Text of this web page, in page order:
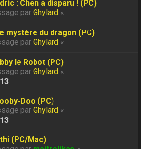
: Chen a disparu ! (PC)
parGhylard «
mystère du dragon (PC)
parGhylard «
le Robot (PC)
parGhylard «
13
Doo (PC)
parGhylard «
13
(PC/Mac)